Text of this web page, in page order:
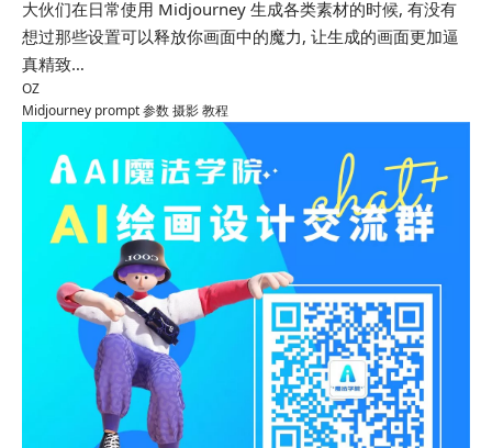
大伙们在日常使用 Midjourney 生成各类素材的时候, 有没有
想过那些设置可以释放你画面中的魔力, 让生成的画面更加逼
真精致…
OZ
Midjourney prompt参数摄影教程